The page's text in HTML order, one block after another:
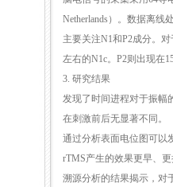
Netherlands）。数据离线
主要关注N1和P2成分。
左右的N1c。P2则出现在
3. 研究结果
发现了时间进程对于振幅
在刺激前后无显著不同。
通过分析表面电位图可以
rTMS产生的效果更早、
溯源分析的结果揭示，对